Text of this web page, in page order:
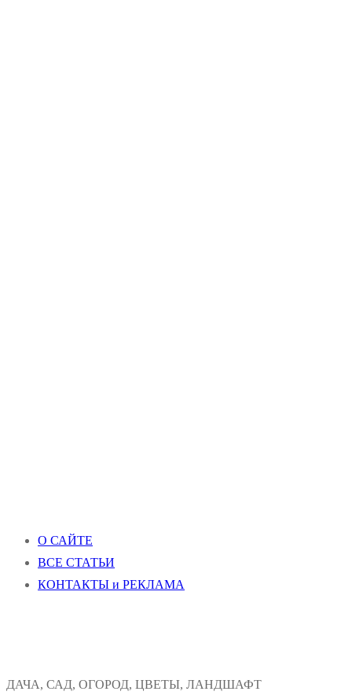
О САЙТЕ
ВСЕ СТАТЬИ
КОНТАКТЫ и РЕКЛАМА
ДАЧА, САД, ОГОРОД, ЦВЕТЫ, ЛАНДШАФТ